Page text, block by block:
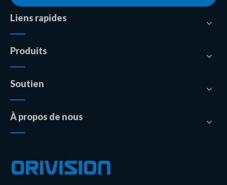
Liens rapides
Produits
Soutien
À propos de nous